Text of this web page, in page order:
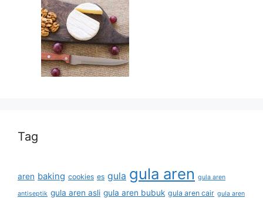
Tag
aren baking cookies es gula gula aren gula aren
antiseptik gula aren asli gula aren bubuk gula aren cair gula aren